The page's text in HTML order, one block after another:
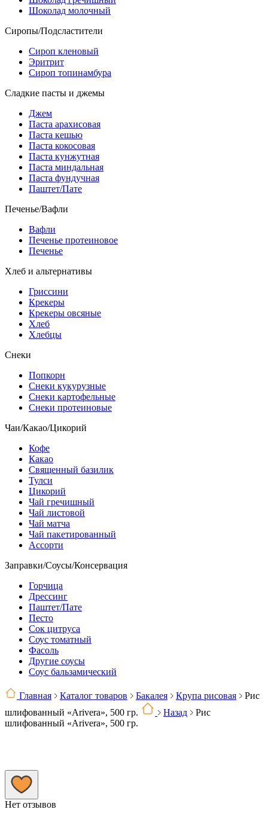
Шоколад молочный
Сиропы/Подсластители
Сироп кленовый
Эритрит
Сироп топинамбура
Сладкие пасты и джемы
Джем
Паста арахисовая
Паста кешью
Паста кокосовая
Паста кунжутная
Паста миндальная
Паста фундучная
Паштет/Пате
Печенье/Вафли
Вафли
Печенье протеиновое
Печенье
Хлеб и альтернативы
Гриссини
Крекеры
Крекеры овсяные
Хлеб
Хлебцы
Снеки
Попкорн
Снеки кукурузные
Снеки картофельные
Снеки протеиновые
Чаи/Какао/Цикорий
Кофе
Какао
Священный базилик
Тулси
Цикорий
Чай гречишный
Чай листовой
Чай матча
Чай пакетированный
Ассорти
Заправки/Соусы/Консервация
Горчица
Дрессинг
Паштет/Пате
Песто
Сок цитруса
Соус томатный
Фасоль
Другие соусы
Соус бальзамический
Главная Каталог товаров Бакалея Крупа рисовая
Рис
шлифованный «Arivera», 500 гр.
Назад
Рис
шлифованный «Arivera», 500 гр.
Нет отзывов